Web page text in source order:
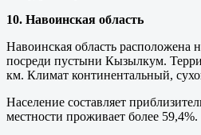
10. Навоинская область
Навоинская область расположена
посреди пустыни Кызылкум.
км. Климат континентальный,
Население составляет
местности проживает более 59,4%.